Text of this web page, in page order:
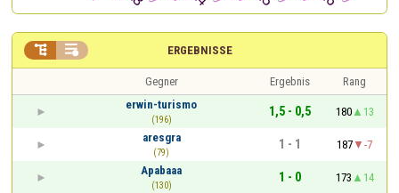
ERGEBNISSE
 
Gegner Ergebnis
Rang
erwin-turismo
(196)
1,5 - 0,5 180
13
aresgra
(79)
1 - 1 187
-7
Apabaaa
(130)
1 - 0 173
14